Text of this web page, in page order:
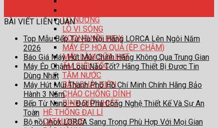
LÒ NƯỚNG
LÒ VI SÓNG
XOONG NỒI INOX
MÁY ÉP HOA QUẢ (ÉP CHẬM)
MÁY LÀM SỮA HẠT
ẤM SIÊU TỐC
TĂM NƯỚC
BÀN CHẢI ĐIỆN
CHẢO CHỐNG DÍNH
BÌNH GIỮ NHIỆT
HỆ THỐNG ĐẠI LÍ
CATALOGUE
BÀI VIẾT LIÊN QUAN
Top Mẫu Bếp Từ Hà Nội Hãng LORCA Lên Ngôi Năm
2026
Báo Giá Máy Hút Mùi Chính Hãng Không Qua Trung Gian
Máy Ép Chậm Loại Nào Tốt? Hãng Thiết Bị Được Tin
Dùng Nhất
Máy Hút Mùi Thành Phố Hồ Chí Minh Chính Hãng Bảo
Hành 3 Năm
Bếp Từ Nano – Đột Phá Công Nghệ Thiết Kế Và Sự An
Toàn
Bộ nồi Inox LORCA Sang Trọng Phù Hợp Với Mọi Gian